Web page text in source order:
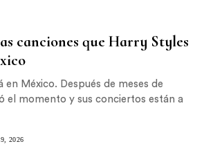
canciones que Harry Styles
en México. Después de meses de
el momento y sus conciertos están a
2026